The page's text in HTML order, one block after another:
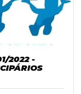
2022 -